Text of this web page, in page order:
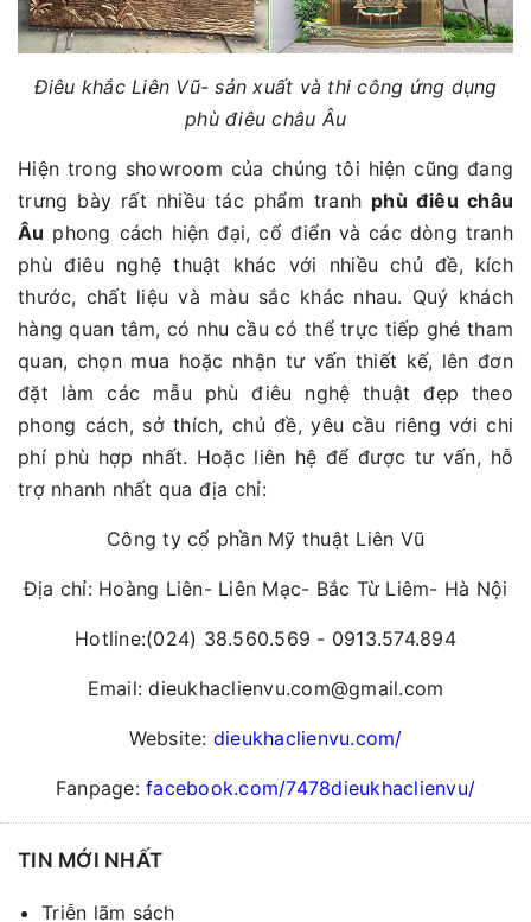
Điêu khắc Liên Vũ- sản xuất và thi công ứng dụng
phù điêu châu Âu
Hiện trong showroom của chúng tôi hiện cũng đang
trưng bày rất nhiều tác phẩm tranh phù điêu châu
Âu phong cách hiện đại, cổ điển và các dòng tranh
phù điêu nghệ thuật khác với nhiều chủ đề, kích
thước, chất liệu và màu sắc khác nhau. Quý khách
hàng quan tâm, có nhu cầu có thể trực tiếp ghé tham
quan, chọn mua hoặc nhận tư vấn thiết kế, lên đơn
đặt làm các mẫu phù điêu nghệ thuật đẹp theo
phong cách, sở thích, chủ đề, yêu cầu riêng với chi
phí phù hợp nhất. Hoặc liên hệ để được tư vấn, hỗ
trợ nhanh nhất qua địa chỉ:
Công ty cổ phần Mỹ thuật Liên Vũ
Địa chỉ: Hoàng Liên- Liên Mạc- Bắc Từ Liêm- Hà Nội
Hotline:(024) 38.560.569 - 0913.574.894
Email: dieukhaclienvu.com@gmail.com
Website: dieukhaclienvu.com/
Fanpage:facebook.com/7478dieukhaclienvu/
TIN MỚI NHẤT
Triễn lãm sách